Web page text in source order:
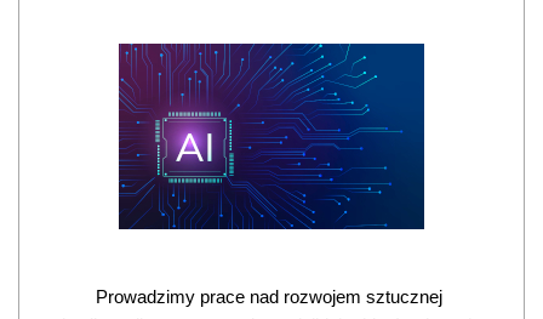
Prowadzimy prace nad rozwojem sztucznej